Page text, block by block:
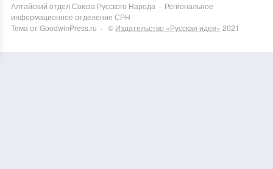
Алтайский отдел Союза Русского Народа · Региональное
информационное отделение СРН
Тема от GoodwinPress.ru · © Издательство «Русская идея» 2021